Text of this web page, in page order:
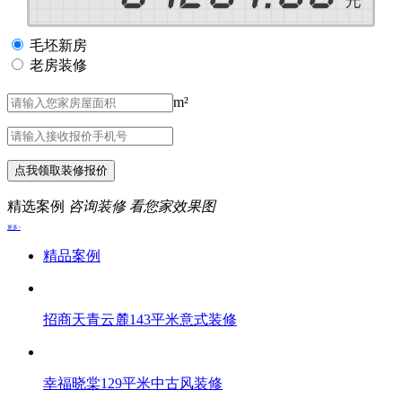
毛坯新房
老房装修
m²
点我领取装修报价
精选案例 咨询装修 看您家效果图
更多>
精品案例
招商天青云麓143平米意式装修
幸福晓棠129平米中古风装修